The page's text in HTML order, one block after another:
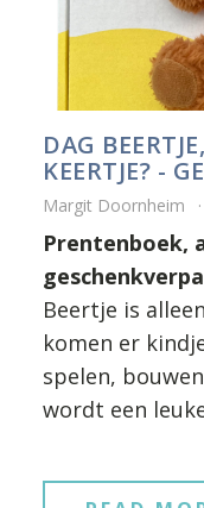
DAG
KEERTJE? -
Margit Doornheim
Prentenboek,
Beertje is
komen er
spelen,
wordt een